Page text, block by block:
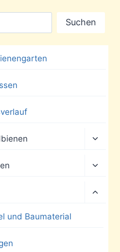
Suchen
und Baumaterial